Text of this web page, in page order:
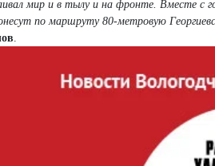
мир и в тылу и на фронте. Вместе с
по маршруту 80-метровую